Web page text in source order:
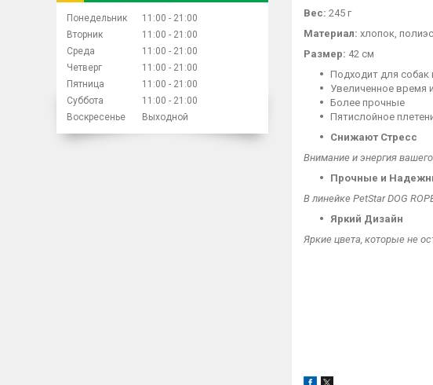
Вес: 245 г
Материал: хлопок,
Размер: 42 см
Подходит для собак
Увеличенное время
Более прочные
Пятислойное
Снижают Стресс
Внимание и энергия
Прочные и
В линейке PetStar DOG
Яркий Дизайн
Яркие цвета, которые не
Понедельник 11:00
21:00
Вторник
11:00
21:00
Среда
11:00
21:00
Четверг
11:00
21:00
Пятница
11:00
21:00
Суббота
11:00
21:00
Воскресенье
Выходной